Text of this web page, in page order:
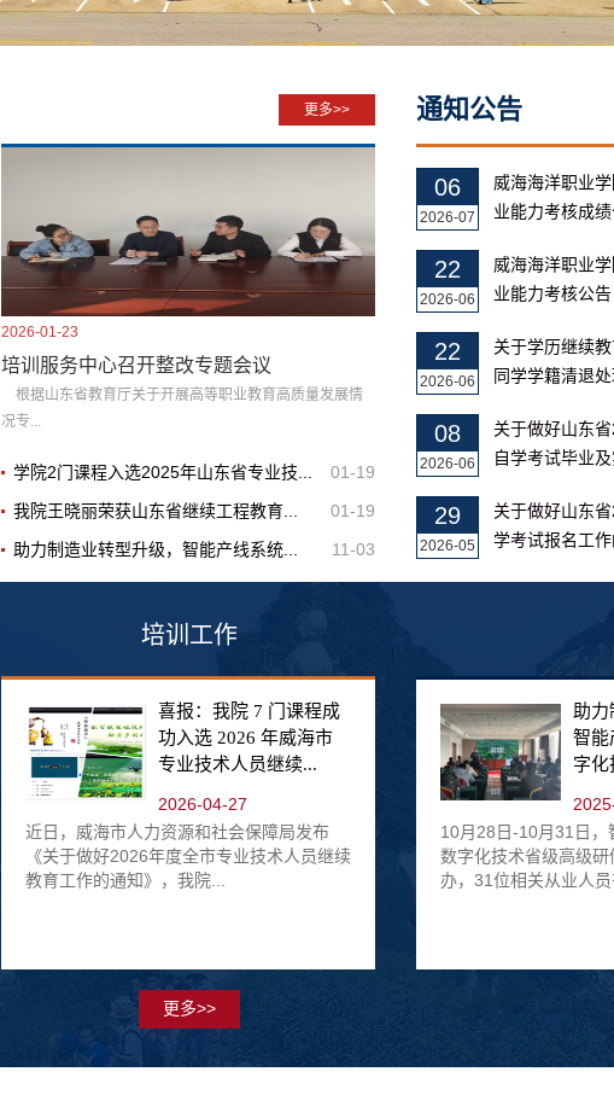
更多>>
2026-01-23
培训服务中心召开整改专题会议
根据山东省教育厅关于开展高等职业教育高质量发展情
况专...
学院2门课程入选2025年山东省专业技...
01-19
我院王晓丽荣获山东省继续工程教育...
01-19
助力制造业转型升级，智能产线系统...
11-03
通知公告
06
2026-07
威海海洋职业
业能力考核成
22
2026-06
威海海洋职业
业能力考核公告
22
2026-06
关于学历继续
同学学籍清退
08
2026-06
关于做好山东
自学考试毕业及
29
2026-05
关于做好山东
学考试报名工
培训工作
喜报：我院 7 门课程成
功入选 2026 年威海市
专业技术人员继续...
2026-04-27
近日，威海市人力资源和社会保障局发布
《关于做好2026年度全市专业技术人员继续
教育工作的通知》，我院...
助力
智能
字化
10月28日-10月31日，
数字化技术省级高级
办，31位相关从业人员
更多>>